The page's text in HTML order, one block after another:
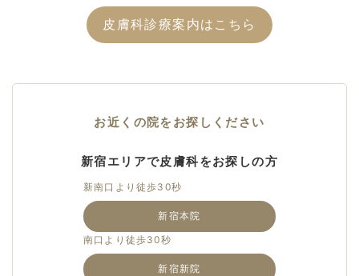
皮膚科診療案内はこちら
お近くの院をお探しください
新宿エリアで皮膚科をお探しの方
新南口より徒歩30秒
新宿本院
南口より徒歩30秒
新宿新院